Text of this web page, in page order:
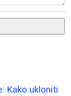
Kako ukloniti